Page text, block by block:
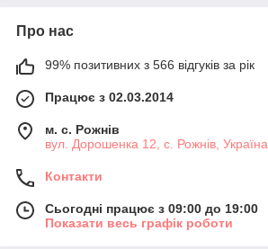
Про нас
99% позитивних з 566 відгуків за рік
Працює з 02.03.2014
м. с. Рожнів
вул. Дорошенка 12, с. Рожнів, Україна
Контакти
Сьогодні працює з 09:00 до 19:00
Показати весь графік роботи